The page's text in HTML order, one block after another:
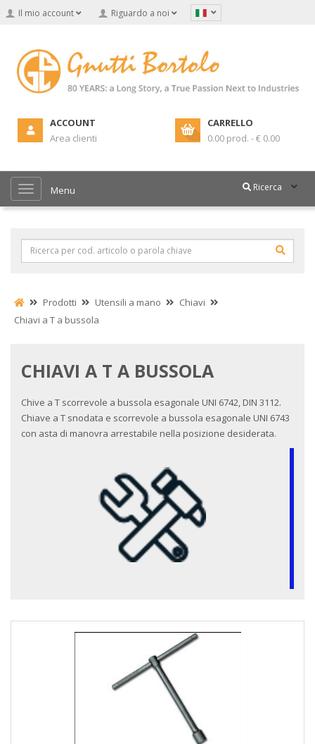
Il mio account Riguardo a noi
ACCOUNT
Area clienti
CARRELLO
0.00 prod. - € 0.00
Menu Ricerca
Prodotti Utensili a mano
Chiavi
Chiavi a T a bussola
CHIAVI A T A BUSSOLA
Chive a T scorrevole a bussola esagonale UNI 6742, DIN 3112.
Chiave a T snodata e scorrevole a bussola esagonale UNI 6743
con asta di manovra arrestabile nella posizione desiderata.